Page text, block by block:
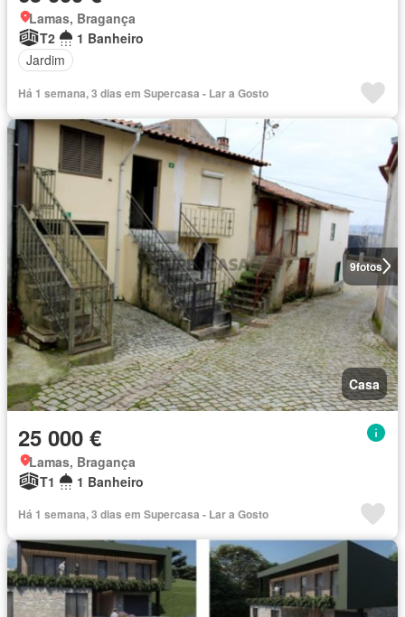
Lamas, Bragança
T2
1 Banheiro
Jardim
Há 1 semana, 3 dias em Supercasa - Lar a Gosto
9fotos
Casa
25 000 €
Lamas, Bragança
T1
1 Banheiro
Há 1 semana, 3 dias em Supercasa - Lar a Gosto